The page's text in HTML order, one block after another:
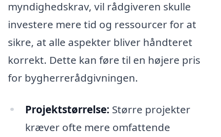
myndighedskrav, vil rådgiveren skulle
investere mere tid og ressourcer for at
sikre, at alle aspekter bliver håndteret
korrekt. Dette kan føre til en højere pris
for bygherrerådgivningen.
Projektstørrelse: Større projekter
kræver ofte mere omfattende